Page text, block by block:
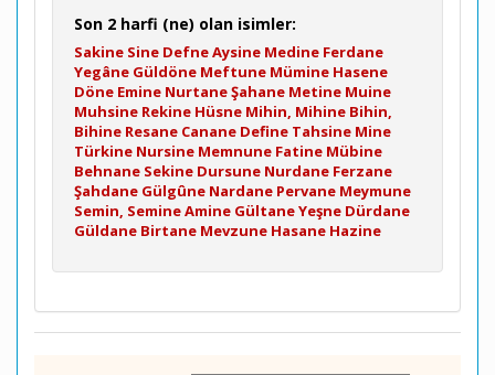
Son 2 harfi (ne) olan isimler:
Sakine Sine DefneAysine Medine Ferdane
Yegâne Güldöne Meftune Mümine Hasene
Döne Emine NurtaneŞahane Metine Muine
Muhsine Rekine Hüsne Mihin, Mihine Bihin,
Bihine Resane Canane Define Tahsine Mine
Türkine Nursine Memnune Fatine Mübine
Behnane Sekine Dursune Nurdane Ferzane
Şahdane Gülgûne Nardane Pervane Meymune
Semin, SemineAmine GültaneYeşne Dürdane
Güldane Birtane Mevzune Hasane Hazine